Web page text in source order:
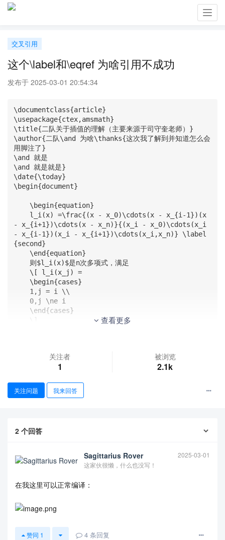
交叉引用
这个\label和\eqref 为啥引用不成功
发布于 2025-03-01 20:54:34
\documentclass{article}
\usepackage{ctex,amsmath}
\title{二队关于插值的理解（主要来源于司守奎老师）}
\author{二队\and 为啥\thanks{这次我了解到并知道怎么会
用脚注了}
\and 就是
\and 就是就是}
\date{\today}
\begin{document}
- x_{i+1})\cdots(x - x_n)}{(x_i - x_0)\cdots(x_i
- x_{i-1})(x_i - x_{i+1})\cdots(x_i,x_n)} \label
{second}
\end{document}
查看更多
关注者
1
被浏览
2.1k
关注问题 我来回答
2 个回答
Sagittarius Rover
2025-03-01
这家伙很懒，什么也没写！
在我这里可以正常编译：
赞同 1 4 条回复